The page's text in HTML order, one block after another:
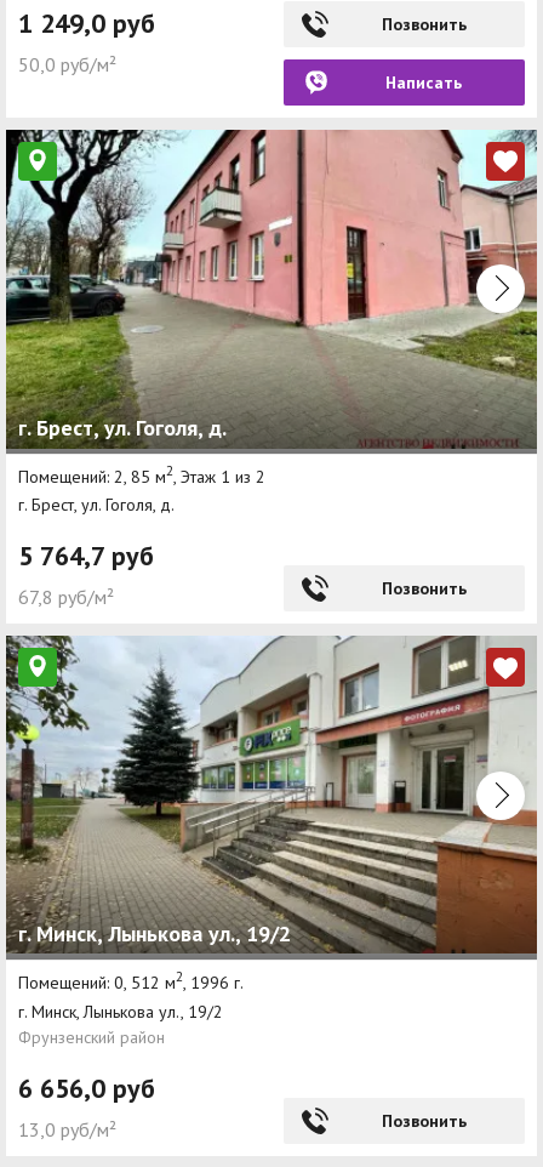
1 249,0 руб
50,0 руб/м²
Позвонить
Написать
г. Брест, ул. Гоголя, д.
Помещений: 2, 85 м2 , Этаж 1 из 2
г. Брест, ул. Гоголя, д.
5 764,7 руб
67,8 руб/м² Позвонить
г. Минск, Лынькова ул., 19/2
Помещений: 0, 512 м2, 1996 г.
г. Минск, Лынькова ул., 19/2
Фрунзенский район
6 656,0 руб
13,0 руб/м² Позвонить